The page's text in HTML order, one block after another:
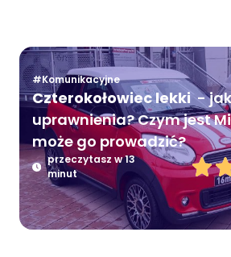
#Komunikacyjne
Czterokołowiec lekki -
uprawnienia? Czym jest
może go prowadzić?
przeczytasz w 13
minut